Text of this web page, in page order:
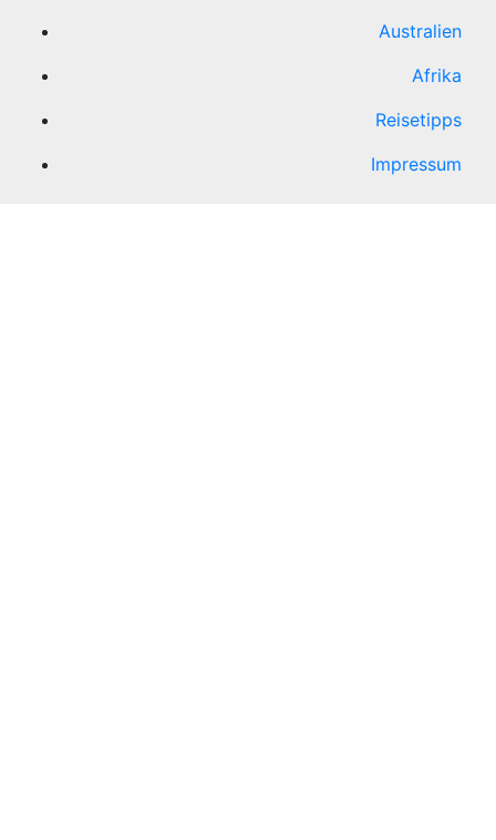
Australien
Afrika
Reisetipps
Impressum